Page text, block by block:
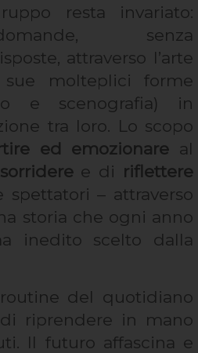
resta invariato:
senza
attraverso l’arte
molteplici forme
e scenografia) in
tra loro. Lo scopo
ed emozionare al
sorrideree di riflettere
spettatori – attraverso
storia che ogni anno
inedito scelto dalla
del quotidiano
riprendere in mano
Il futuro affascina e